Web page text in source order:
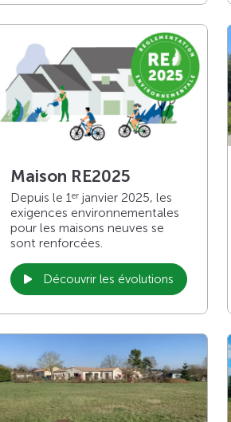
Maison RE2025
Depuis le 1 er janvier 2025, les
exigences environnementales
pour les maisons neuves se
sont renforcées.
Découvrir les évolutions